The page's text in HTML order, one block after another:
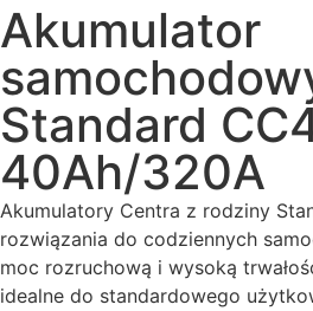
Akumulator
Standard
40Ah/320A
Akumulatory Centra z rodziny
rozwiązania do codziennych
moc rozruchową i wysoką
idealne do standardowego